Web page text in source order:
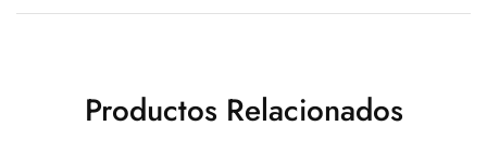
Productos Relacionados